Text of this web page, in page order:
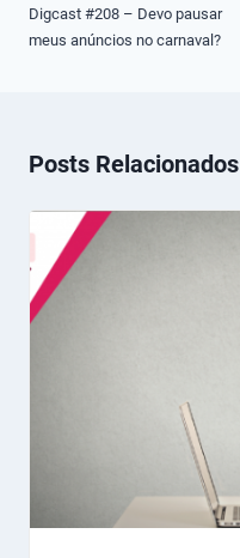
de
Post
Digcast #208 – Devo pausar
meus anúncios no carnaval?
Posts Relacionados